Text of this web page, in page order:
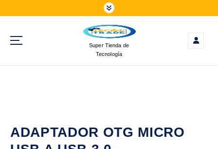
a
Super Tienda de
Tecnología
ADAPTADOR OTG MICRO